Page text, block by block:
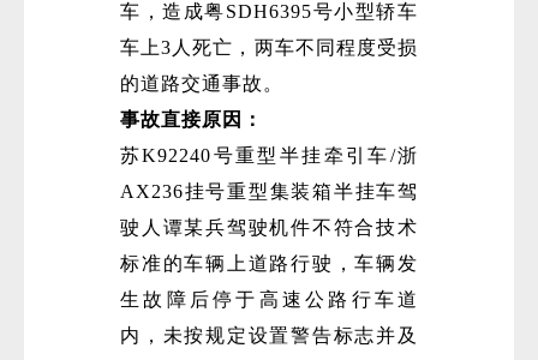
车，造成粤SDH6395号小型轿车
车上3人死亡，两车不同程度受损
的道路交通事故。
事故直接原因：
苏K92240号重型半挂牵引车/浙
AX236挂号重型集装箱半挂车驾
驶人谭某兵驾驶机件不符合技术
标准的车辆上道路行驶，车辆发
生故障后停于高速公路行车道
内，未按规定设置警告标志并及